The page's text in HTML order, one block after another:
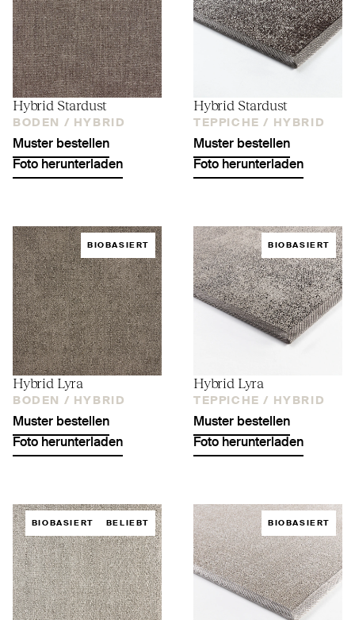
Hybrid Stardust
BODEN / HYBRID
Muster bestellen
Foto herunterladen
Hybrid Stardust
TEPPICHE / HYBRID
Muster bestellen
Foto herunterladen
BIOBASIERT
Hybrid Lyra
BODEN / HYBRID
Muster bestellen
Foto herunterladen
BIOBASIERT
Hybrid Lyra
TEPPICHE / HYBRID
Muster bestellen
Foto herunterladen
BIOBASIERT BELIEBT BIOBASIERT